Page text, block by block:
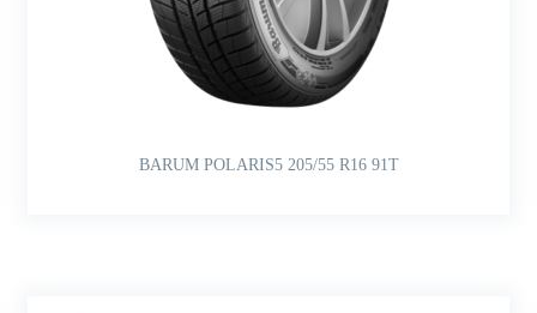
BARUM POLARIS5 205/55 R16 91T